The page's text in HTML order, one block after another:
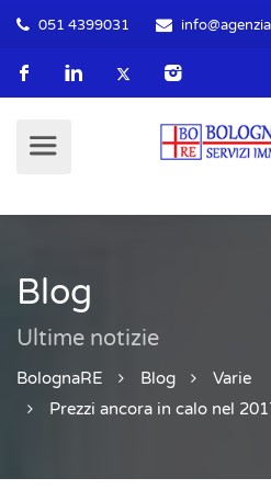
051 4399031
Blog
Ultime notizie
BolognaRE Blog
Varie
Prezzi ancora in calo nel